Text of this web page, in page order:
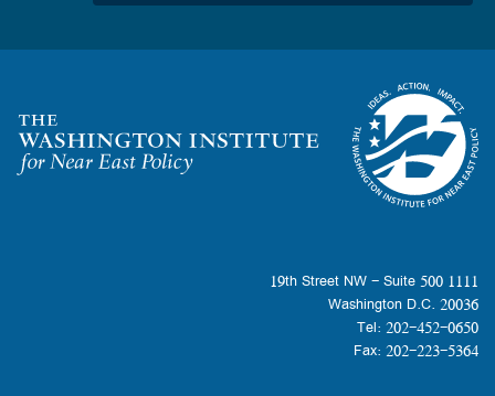
Homepage
1111 19th Street NW - Suite 500
Washington D.C. 20036
Tel: 202-452-0650
Fax: 202-223-5364